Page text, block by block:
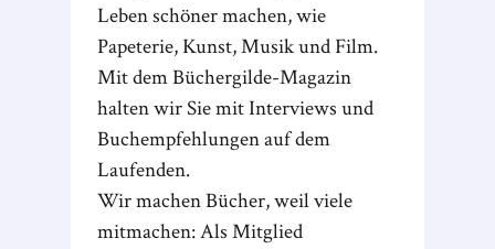
Leben schöner machen, wie
Papeterie, Kunst, Musik und Film.
Mit dem Büchergilde-Magazin
halten wir Sie mit Interviews und
Buchempfehlungen auf dem
Laufenden.
Wir machen Bücher, weil viele
mitmachen: Als Mitglied